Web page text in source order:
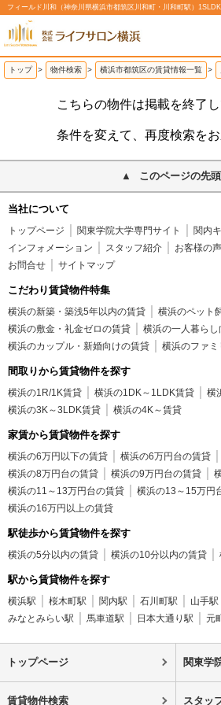
トップ > 物件検索 > 横浜市都筑区の賃貸情報一覧 >
こちらの物件は掲載を終了し
条件を変えて、再度検索をお
このページの先
当社について
トップページ 関東学院大学専門サイト
関内
インフォメーション
スタッフ紹介 お客様の声
お問合せ
サイトマップ
こだわり賃貸物件特集
横浜の新築・築浅5年以内の賃貸
横浜のペット
横浜の敷金・礼金ゼロの賃貸
横浜の一人暮ら
横浜のカップル・新婚向けの賃貸
横浜のファ
間取りから賃貸物件を探す
横浜の1R/1K賃貸 横浜の1DK～1LDK賃貸
横
横浜の3K～3LDK賃貸
横浜の4K～賃貸
家賃から賃貸物件を探す
横浜の6万円以下の賃貸 横浜の6万円台の賃貸
横浜の8万円台の賃貸
横浜の9万円台の賃貸
横浜の11～13万円台の賃貸
横浜の13～15万円
横浜の16万円以上の賃貸
駅徒歩から賃貸物件を探す
横浜の5分以内の賃貸 横浜の10分以内の賃貸
駅から賃貸物件を探す
横浜駅 桜木町駅 関内駅 石川町駅 山手駅
みなとみらい駅
馬車道駅 日本大通り駅 元
トップページ 関東学
賃貸物件検索 スタッ